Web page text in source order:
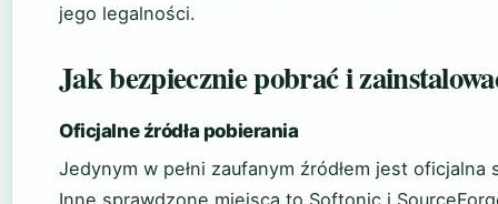
jego legalności.
Jak bezpiecznie pobrać i
Oficjalne źródła pobierania
Jedynym w pełni zaufanym źródłem jest
Inne sprawdzone miejsca to Softonic i